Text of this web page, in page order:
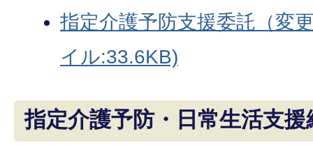
指定介護予防支援委託（変
イル:33.6KB)
指定介護予防・日常生活支援